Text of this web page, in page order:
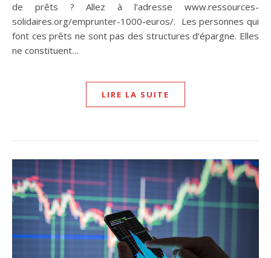
de prêts ? Allez à l’adresse www.ressources-
solidaires.org/emprunter-1000-euros/. Les personnes qui
font ces prêts ne sont pas des structures d’épargne. Elles
ne constituent…
LIRE LA SUITE